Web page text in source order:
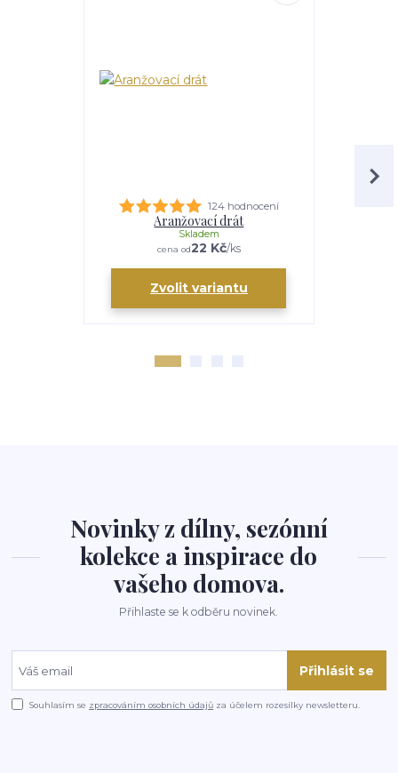
124 hodnocení
Aranžovací drát
cena od22 Kč/ks
Skladem
Zvolit variantu
Novinky z dílny, sezónní
kolekce a inspirace do
vašeho domova.
Přihlaste se k odběru novinek.
Přihlásit se
Souhlasím se zpracováním osobních údajů za účelem rozesílky newsletteru.